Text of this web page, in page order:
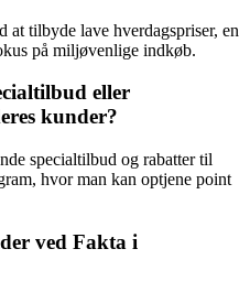
tilbyde lave hverdagspriser, en
på miljøvenlige indkøb.
eller
kunder?
specialtilbud og rabatter til
hvor man kan optjene point
ved Fakta i